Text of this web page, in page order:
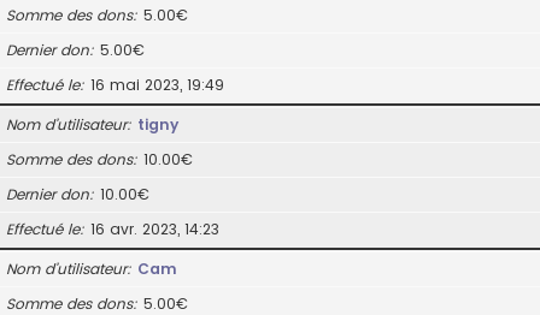
Somme des dons 5.00€
Dernier don 5.00€
Effectué le 16 mai 2023, 19:49
Nom d’utilisateur tigny
Somme des dons 10.00€
Dernier don 10.00€
Effectué le 16 avr. 2023, 14:23
Nom d’utilisateur Cam
Somme des dons 5.00€